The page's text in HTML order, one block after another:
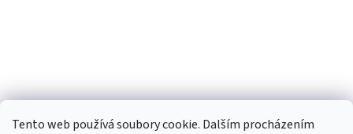
Tento web používá soubory cookie. Dalším procházením